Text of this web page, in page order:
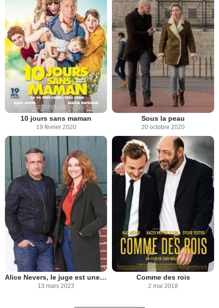
10 jours sans maman
19 février 2020
Sous la peau
20 octobre 2020
Alice Nevers, le juge est une femme
13 mars 2023
Comme des rois
2 mai 2018